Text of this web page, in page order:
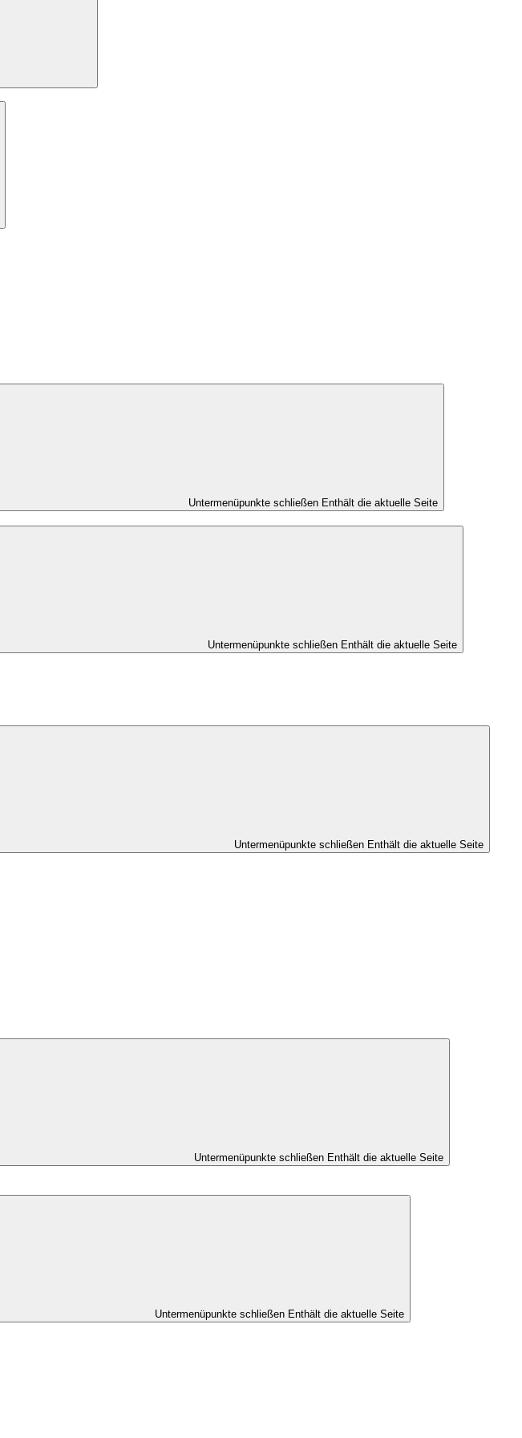
Untermenüpunkte schließen Enthält die aktuelle Seite
Untermenüpunkte schließen Enthält die aktuelle Seite
Untermenüpunkte schließen Enthält die aktuelle Seite
Untermenüpunkte schließen Enthält die aktuelle Seite
Untermenüpunkte schließen Enthält die aktuelle Seite